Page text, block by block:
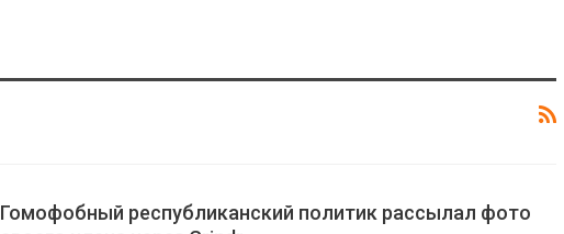
Гомофобный республиканский политик рассылал фото